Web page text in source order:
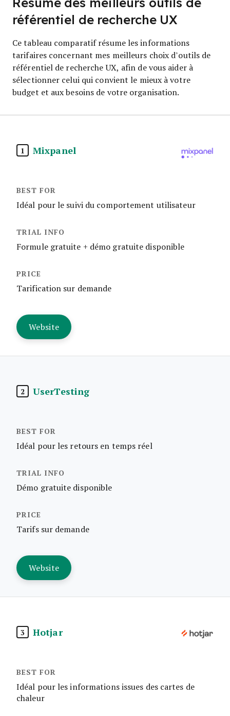
Résumé des meilleurs outils de
référentiel de recherche UX
Ce tableau comparatif résume les informations
tarifaires concernant mes meilleurs choix d’outils de
référentiel de recherche UX, afin de vous aider à
sélectionner celui qui convient le mieux à votre
budget et aux besoins de votre organisation.
1 Mixpanel
Idéal pour le suivi du comportement utilisateur
Formule gratuite + démo gratuite disponible
Tarification sur demande
Website
2 UserTesting
Idéal pour les retours en temps réel
Démo gratuite disponible
Tarifs sur demande
Website
3 Hotjar
Idéal pour les informations issues des cartes de
chaleur